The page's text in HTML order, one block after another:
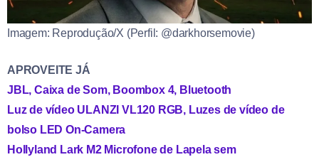
Imagem: Reprodução/X (Perfil: @darkhorsemovie)
APROVEITE JÁ
JBL, Caixa de Som, Boombox 4, Bluetooth
Luz de vídeo ULANZI VL120 RGB, Luzes de vídeo de
bolso LED On-Camera
Hollyland Lark M2 Microfone de Lapela sem